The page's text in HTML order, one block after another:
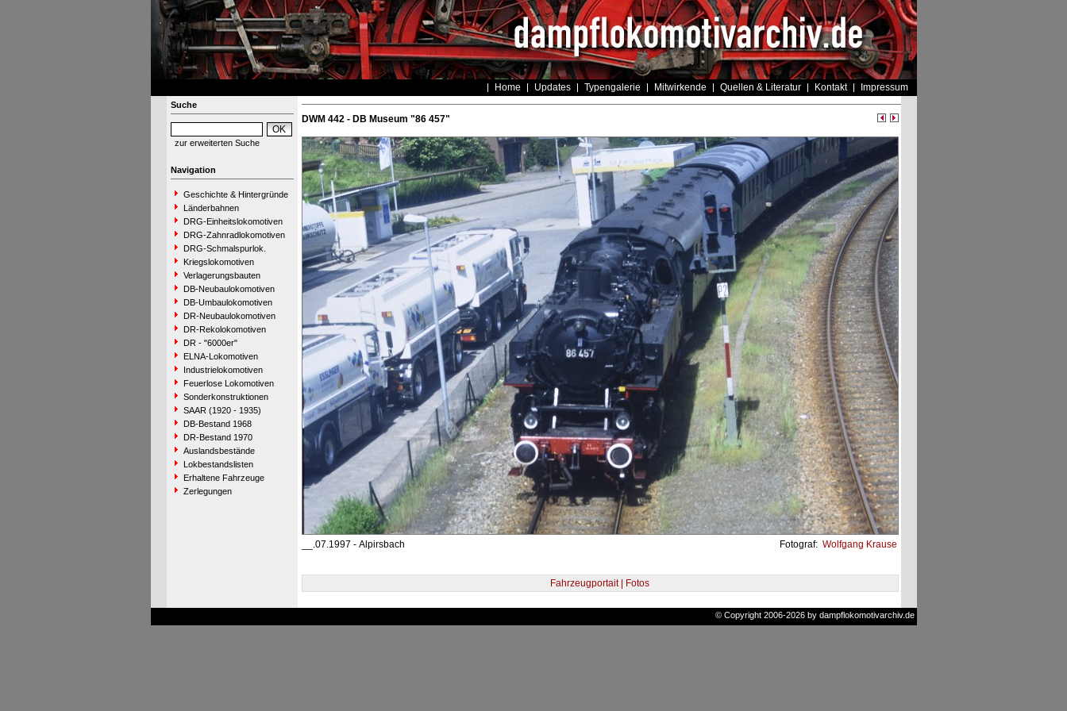
Home Updates Typengalerie Mitwirkende Quellen & Literatur Kontakt Impressum
Suche
zur erweiterten Suche
Navigation
Geschichte & Hintergründe
Länderbahnen
DRG-Einheitslokomotiven
DRG-Zahnradlokomotiven
DRG-Schmalspurlok.
Kriegslokomotiven
Verlagerungsbauten
DB-Neubaulokomotiven
DB-Umbaulokomotiven
DR-Neubaulokomotiven
DR-Rekolokomotiven
DR - "6000er"
ELNA-Lokomotiven
Industrielokomotiven
Feuerlose Lokomotiven
Sonderkonstruktionen
SAAR (1920 - 1935)
DB-Bestand 1968
DR-Bestand 1970
Auslandsbestände
Lokbestandslisten
Erhaltene Fahrzeuge
Zerlegungen
DWM 442 - DB Museum "86 457"
__.07.1997 - Alpirsbach Fotograf: Wolfgang Krause
Fahrzeugportait | Fotos
© Copyright 2006-2026 by dampflokomotivarchiv.de